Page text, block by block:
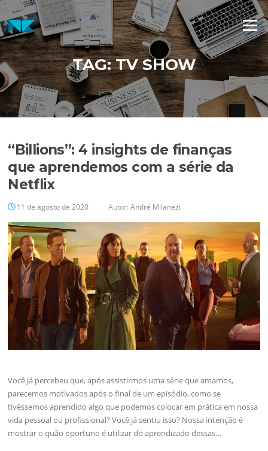
Pular
para
o
conteúdo
Menu
TAG:TV SHOW
“Billions”: 4 insights de finanças
que aprendemos com a série da
Netflix
11 de agosto de 2020 Autor:André Milanezi
Você já percebeu que, após assistirmos uma série que amamos,
parecemos motivados após o final de um episódio, como se
tivéssemos aprendido algo que podemos colocar em prática em nossa
vida pessoal ou profissional? Você já sentiu isso? Nossa intenção é
mostrar o quão oportuno é utilizar do aprendizado dessas…